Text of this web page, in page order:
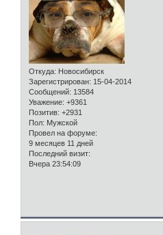
Откуда: Новосибирск
Зарегистрирован: 15-04-2014
Сообщений: 13584
Уважение: +9361
Позитив: +2931
Пол: Мужской
Провел на форуме:
9 месяцев 11 дней
Последний визит:
Вчера 23:54:09